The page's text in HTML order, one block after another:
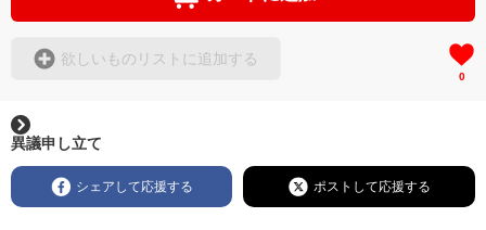
凛々風 猛-リリカゼタケル
▶︎刺すように燃えるような眼差しは
[第2作品: 通常版.小説のみ.]
＜著者＞ 凛々風 猛 -リリカゼタケル
日本語版: https://amzn.asia/d/7GbUq3Z
欲しいものリストに追加する
0
異議申し立て
シェアして応援する ポストして応援する